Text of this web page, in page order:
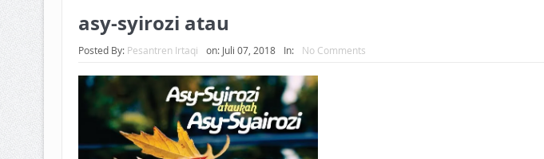
asy-syirozi atau
Posted By: Pesantren Irtaqi on: Juli 07, 2018 In: No Comments